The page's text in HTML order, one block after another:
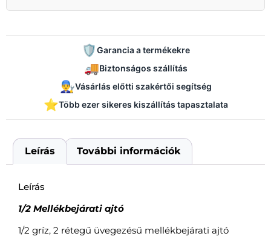
🛡️Garancia a termékekre
🚚Biztonságos szállítás
👨‍🔧Vásárlás előtti szakértői segítség
⭐Több ezer sikeres kiszállítás tapasztalata
Leírás További információk
Leírás
1/2 Mellékbejárati ajtó
1/2 gríz, 2 rétegű üvegezésű mellékbejárati ajtó